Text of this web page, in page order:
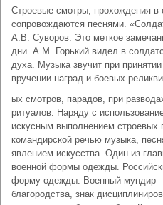
Строевые смотры, прохождения в
сопровождаются песнями.
А.В. Суворов. Это меткое
дни. А.М. Горький видел в
духа. Музыка звучит при
вручении наград и боевых
ых смотров, парадов, при
ритуалов. Наряду с
искусным выполнением строевых
командирской речью музыка,
явлением искусства. Один из
военной формы одежды.
форму одежды. Военный мундир
благородства, знак